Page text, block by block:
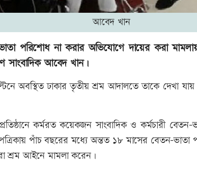
আবেদ খান
ভাতা পরিশোধ না করার অভিযোগে দায়ের করা
সাংবাদিক আবেদ খান।
অবস্থিত ঢাকার তৃতীয় শ্রম আদালতে তাকে দেখা
কর্মরত কয়েকজন সাংবাদিক ও কর্মচারী
পাঁচ বছরের মধ্যে অন্তত ১৮ মাসের বেতন-ভাতা
শ্রম আইনে মামলা করেন।